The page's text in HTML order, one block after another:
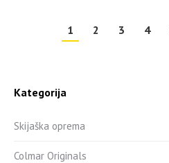
1 2 3 4
Kategorija
Skijaška oprema
Colmar Originals